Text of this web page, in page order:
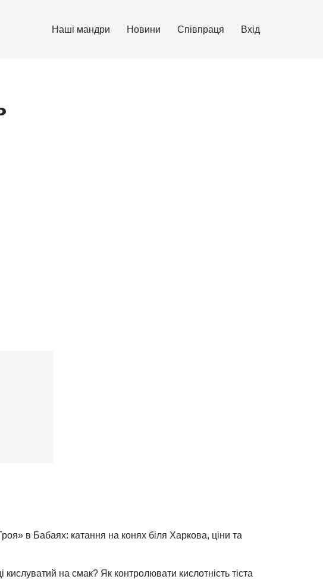
Наші мандри Новини Співпраця Вхід
в Бабаях: катання на конях біля Харкова, ціни та
кислуватий на смак? Як контролювати кислотність тіста